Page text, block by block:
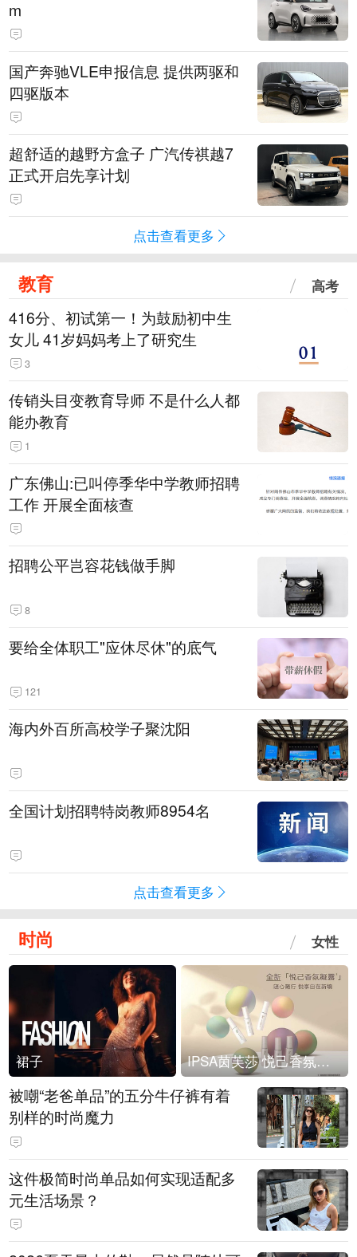
m
国产奔驰VLE申报信息 提供两驱和
四驱版本
超舒适的越野方盒子 广汽传祺越7
正式开启先享计划
点击查看更多
教育 高考
416分、初试第一！为鼓励初中生
女儿 41岁妈妈考上了研究生
3
传销头目变教育导师 不是什么人都
能办教育
1
广东佛山:已叫停季华中学教师招聘
工作 开展全面核查
招聘公平岂容花钱做手脚
8
要给全体职工"应休尽休"的底气
121
海内外百所高校学子聚沈阳
全国计划招聘特岗教师8954名
点击查看更多
时尚 女性
裙子 IPSA茵芙莎 悦己香氛凝露上市
被嘲“老爸单品”的五分牛仔裤有着
别样的时尚魔力
这件极简时尚单品如何实现适配多
元生活场景？